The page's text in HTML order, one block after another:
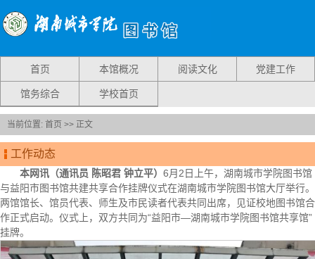
首页 本馆概况 阅读文化 党建工作
馆务综合 学校首页
当前位置: 首页 >> 正文
工作动态
本网讯（通讯员 陈昭君 钟立平） 6月2日上午，湖南城市学院图书馆
与益阳市图书馆共建共享合作挂牌仪式在湖南城市学院图书馆大厅举行。
两馆馆长、馆员代表、师生及市民读者代表共同出席，见证校地图书馆合
作正式启动。仪式上，双方共同为“益阳市—湖南城市学院图书馆共享馆”
挂牌。